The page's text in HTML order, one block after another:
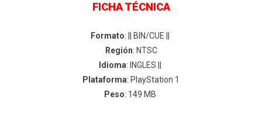
FICHA TÉCNICA
Formato: || BIN/CUE ||
Región: NTSC
Idioma: INGLES ||
Plataforma: PlayStation 1
Peso: 149 MB